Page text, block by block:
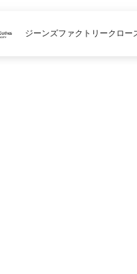
ジーンズファクトリークロー